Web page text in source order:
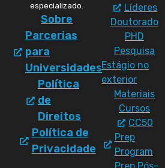
especializado.
Sobre
Parcerias
para
Universidades
Política
de
Direitos
Política de
Privacidade
Líderes
Doutorado
PHD
Pesquisa
Estágio no
exterior
Materiais
Cursos
CC50
Prep
Program